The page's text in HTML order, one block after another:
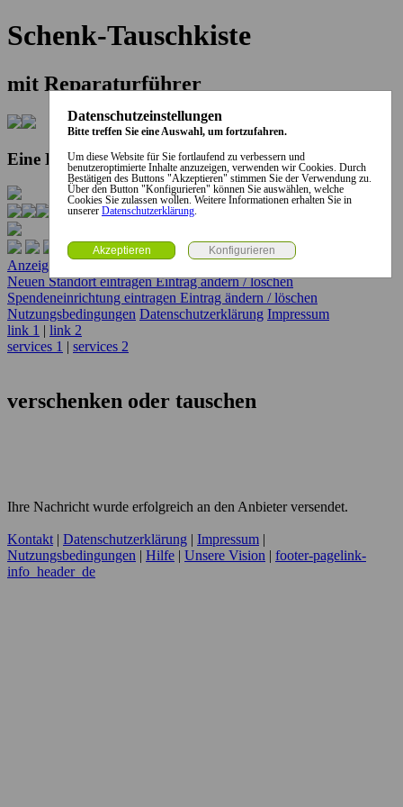
Schenk-Tauschkiste
mit Reparaturführer
Eine Kooperation der Stadt und des Landkreises...
Anzeige erstellen
Neuen Standort eintragenEintrag ändern / löschen
Spendeneinrichtung eintragen Eintrag ändern / löschen
Nutzungsbedingungen Datenschutzerklärung Impressum
link 1 | link 2
services 1 | services 2
verschenken oder tauschen
Ihre Nachricht wurde erfolgreich an den Anbieter versendet.
Kontakt| Datenschutzerklärung Impressum
Nutzungsbedingungen
Hilfe Unsere Vision
footer-pagelink-
info_header_de
Datenschutzeinstellungen
Bitte treffen Sie eine Auswahl, um fortzufahren.
Um diese Website für Sie fortlaufend zu verbessern und
benutzeroptimierte Inhalte anzuzeigen, verwenden wir Cookies. Durch
Bestätigen des Buttons "Akzeptieren" stimmen Sie der Verwendung zu.
Über den Button "Konfigurieren" können Sie auswählen, welche
Cookies Sie zulassen wollen. Weitere Informationen erhalten Sie in
unserer Datenschutzerklärung.